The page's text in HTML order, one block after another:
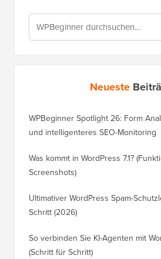
Neueste
WPBeginner Spotlight 26: Form
und intelligenteres SEO-Monitoring
Was kommt in WordPress 7.1?
Screenshots)
Ultimativer WordPress Spam-
Schritt (2026)
So verbinden Sie KI-Agenten mit
(Schritt für Schritt)